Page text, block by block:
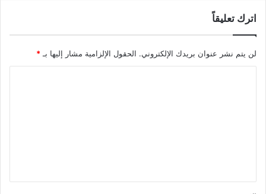
اترك تعليقاً
لن يتم نشر عنوان بريدك الإلكتروني. الحقول الإلزامية مشار إليها بـ *
ق